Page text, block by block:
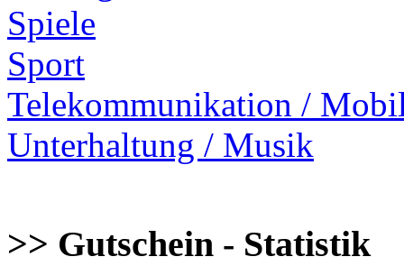
Spiele
Sport
Telekommunikation /
Unterhaltung / Musik
>> Gutschein - Statistik